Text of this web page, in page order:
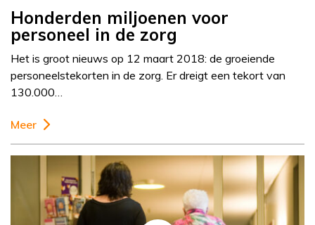
Honderden miljoenen voor
personeel in de zorg
Het is groot nieuws op 12 maart 2018: de groeiende
personeelstekorten in de zorg. Er dreigt een tekort van
130.000…
Meer